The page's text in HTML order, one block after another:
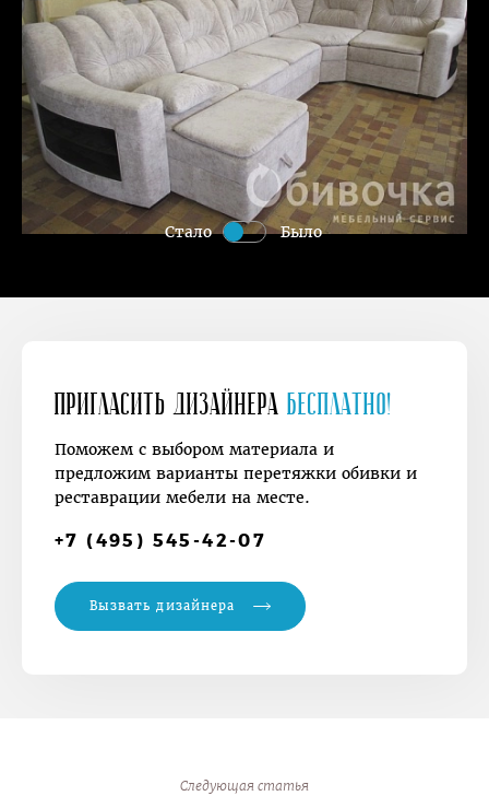
Было
Стало
Пригласить дизайнера Бесплатно!
Поможем с выбором материала и
предложим варианты перетяжки обивки и
реставрации мебели на месте.
+7 (495) 545-42-07
Вызвать дизайнера
Следующая статья